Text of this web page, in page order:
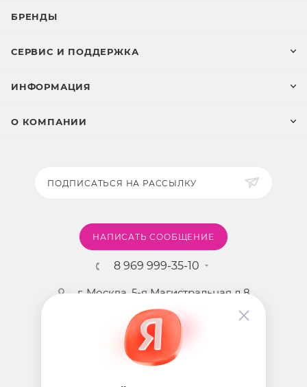
БРЕНДЫ
СЕРВИС И ПОДДЕРЖКА
ИНФОРМАЦИЯ
О КОМПАНИИ
ПОДПИСАТЬСЯ НА РАССЫЛКУ
НАПИСАТЬ СООБЩЕНИЕ
8 969 999-35-10
г. Москва, 5-я Магистральная д.8